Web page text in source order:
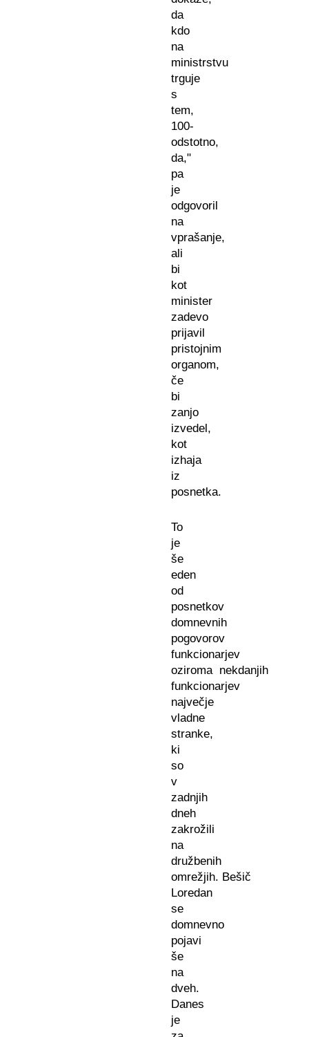
da
kdo
na
ministrstvu
trguje
s
tem,
100-
odstotno,
da,"
pa
je
odgovoril
na
vprašanje,
ali
bi
kot
minister
zadevo
prijavil
pristojnim
organom,
če
bi
zanjo
izvedel,
kot
izhaja
iz
posnetka.
To
je
še
eden
od
posnetkov
domnevnih
pogovorov
funkcionarjev
oziroma nekdanjih
funkcionarjev
največje
vladne
stranke,
ki
so
v
zadnjih
dneh
zakrožili
na
družbenih
omrežjih. Bešič
Loredan
se
domnevno
pojavi
še
na
dveh.
Danes
je